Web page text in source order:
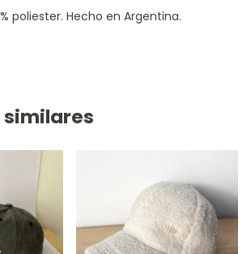
poliester. Hecho en Argentina.
similares